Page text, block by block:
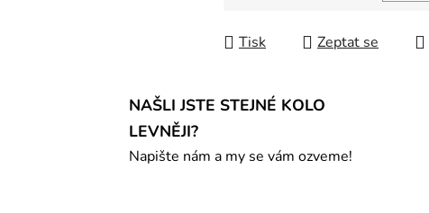
Tisk Zeptat se
NAŠLI JSTE STEJNÉ KOLO
LEVNĚJI?
Napište nám a my se vám ozveme!